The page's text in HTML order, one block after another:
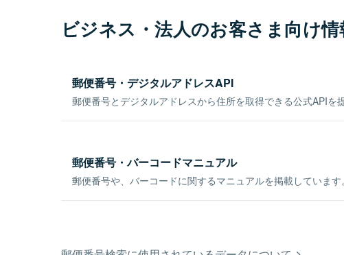
ビジネス・法人のお客さま向け情
郵便番号・デジタルアドレスAPI
郵便番号とデジタルアドレスから住所を取得できる公式APIを提
郵便番号・バーコードマニュアル
郵便番号や、バーコードに関するマニュアルを掲載しています。